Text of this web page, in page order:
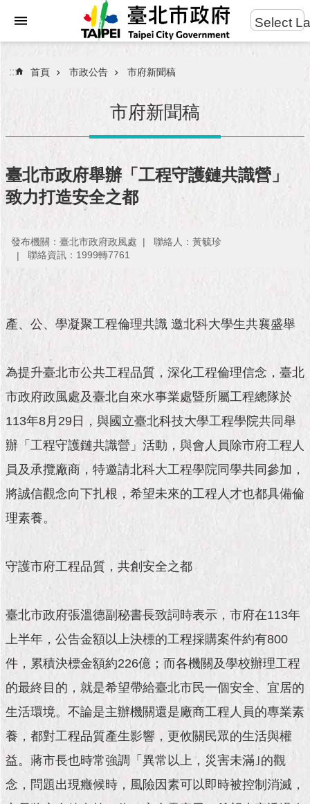
進
搜
民
服
務
府
團
隊
政
施
政
願
及
成
果
市
料
館
發
現
臺
活
動
主
題
與
Select
::: 首頁 市政公告 市府新聞稿
市府新聞稿
臺北市政府舉辦「工程守護鏈共識營」
致力打造安全之都
發布機關：臺北市政府政風處
聯絡人：黃毓珍
聯絡資訊：1999轉7761
產、公、學凝聚工程倫理共識 邀北科大學生共襄盛舉
為提升臺北市公共工程品質，深化工程倫理信念，臺北
市政府政風處及臺北自來水事業處暨所屬工程總隊於
113年8月29日，與國立臺北科技大學工程學院共同舉
辦「工程守護鏈共識營」活動，與會人員除市府工程人
員及承攬廠商，特邀請北科大工程學院同學共同參加，
將誠信觀念向下扎根，希望未來的工程人才也都具備倫
理素養。
守護市府工程品質，共創安全之都
臺北市政府張溫德副秘書長致詞時表示，市府在113年
上半年，公告金額以上決標的工程採購案件約有800
件，累積決標金額約226億；而各機關及學校辦理工程
的最終目的，就是希望帶給臺北市民一個安全、宜居的
生活環境。不論是主辦機關還是廠商工程人員的專業素
養，都對工程品質產生影響，更攸關民眾的生活與權
益。蔣市長也時常強調「異常以上，災害未滿｣的觀
念，問題出現癥候時，風險因素可以即時被控制消滅，